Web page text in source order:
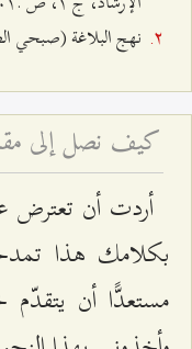
نهج البلاغة (صبحي الصالح) ص
أردت أن تعترض
بكلامك هذا
مستعدًّا أن يتقدّم